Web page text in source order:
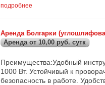
подробнее
Аренда Болгарки
Аренда от 10,00 руб. сутк
Преимущества:Удобный
1000 Вт. Устойчивый к
безопасность в работе.